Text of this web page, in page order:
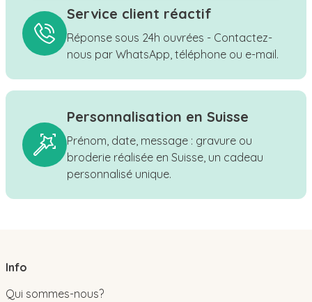
Service client réactif
Réponse sous 24h ouvrées - Contactez-
nous par WhatsApp, téléphone ou e-mail.
Personnalisation en Suisse
Prénom, date, message : gravure ou
broderie réalisée en Suisse, un cadeau
personnalisé unique.
Info
Qui sommes-nous?